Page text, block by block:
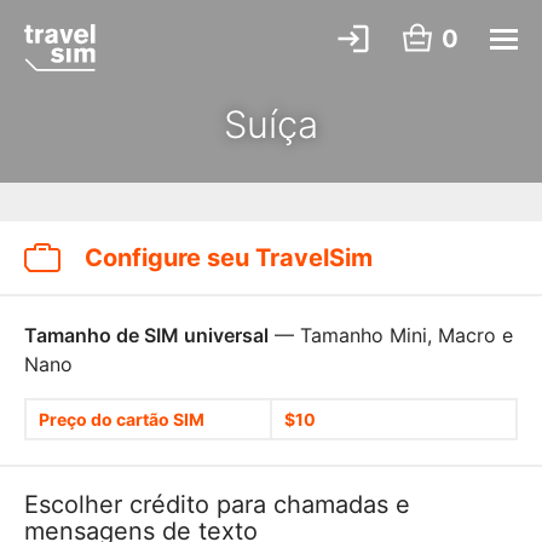
0
Suíça
Configure seu TravelSim
Tamanho de SIM universal — Tamanho Mini, Macro e
Nano
Preço do cartão SIM $10
Escolher crédito para chamadas e
mensagens de texto